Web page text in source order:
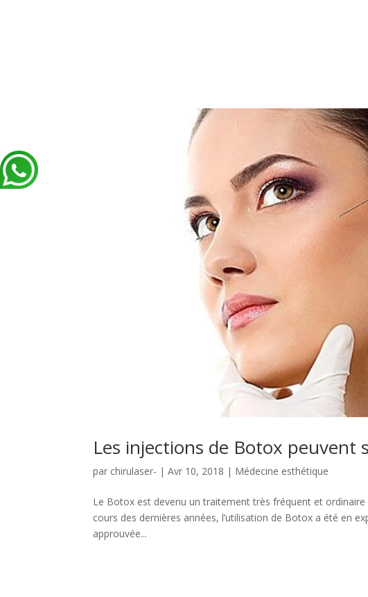
Les injections de Botox peuvent
par chirulaser- |Avr 10, 2018 | Médecine esthétique
Le Botox est devenu un traitement très fréquent et
cours des dernières années, l’utilisation de Botox a été en
approuvée...